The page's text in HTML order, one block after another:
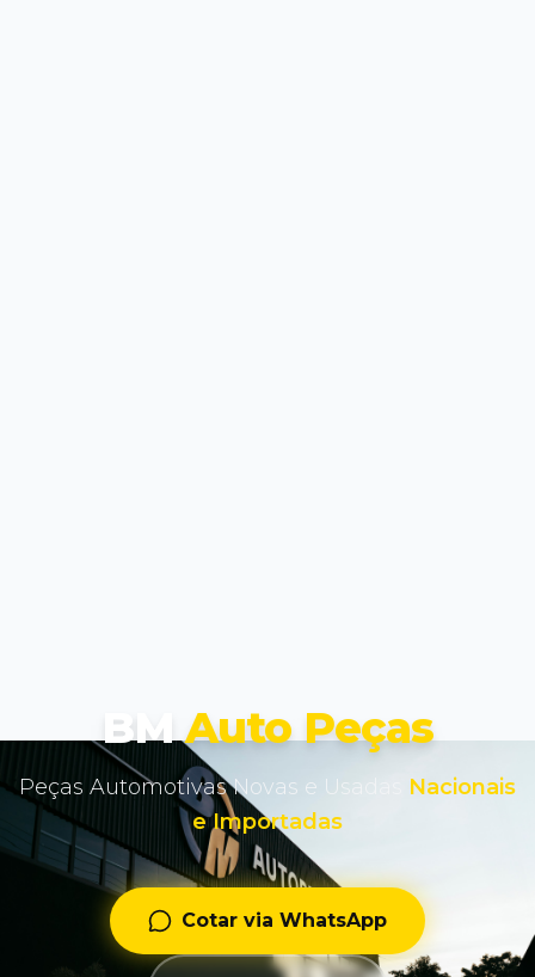
BM Auto Peças
Peças Automotivas Novas e Usadas Nacionais
e Importadas
Cotar via WhatsApp